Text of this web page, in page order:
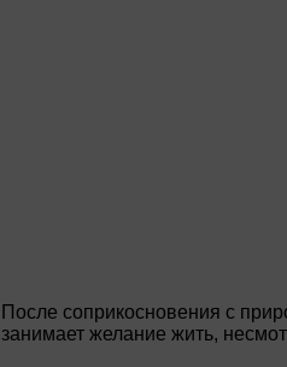
После соприкосновения с
занимает желание жить,